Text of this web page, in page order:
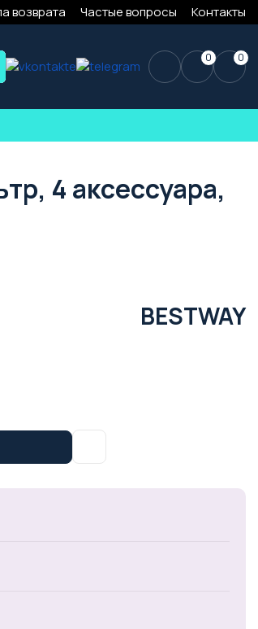
возврата Частые вопросы Контакты
0 0
4 аксессуара,
BESTWAY